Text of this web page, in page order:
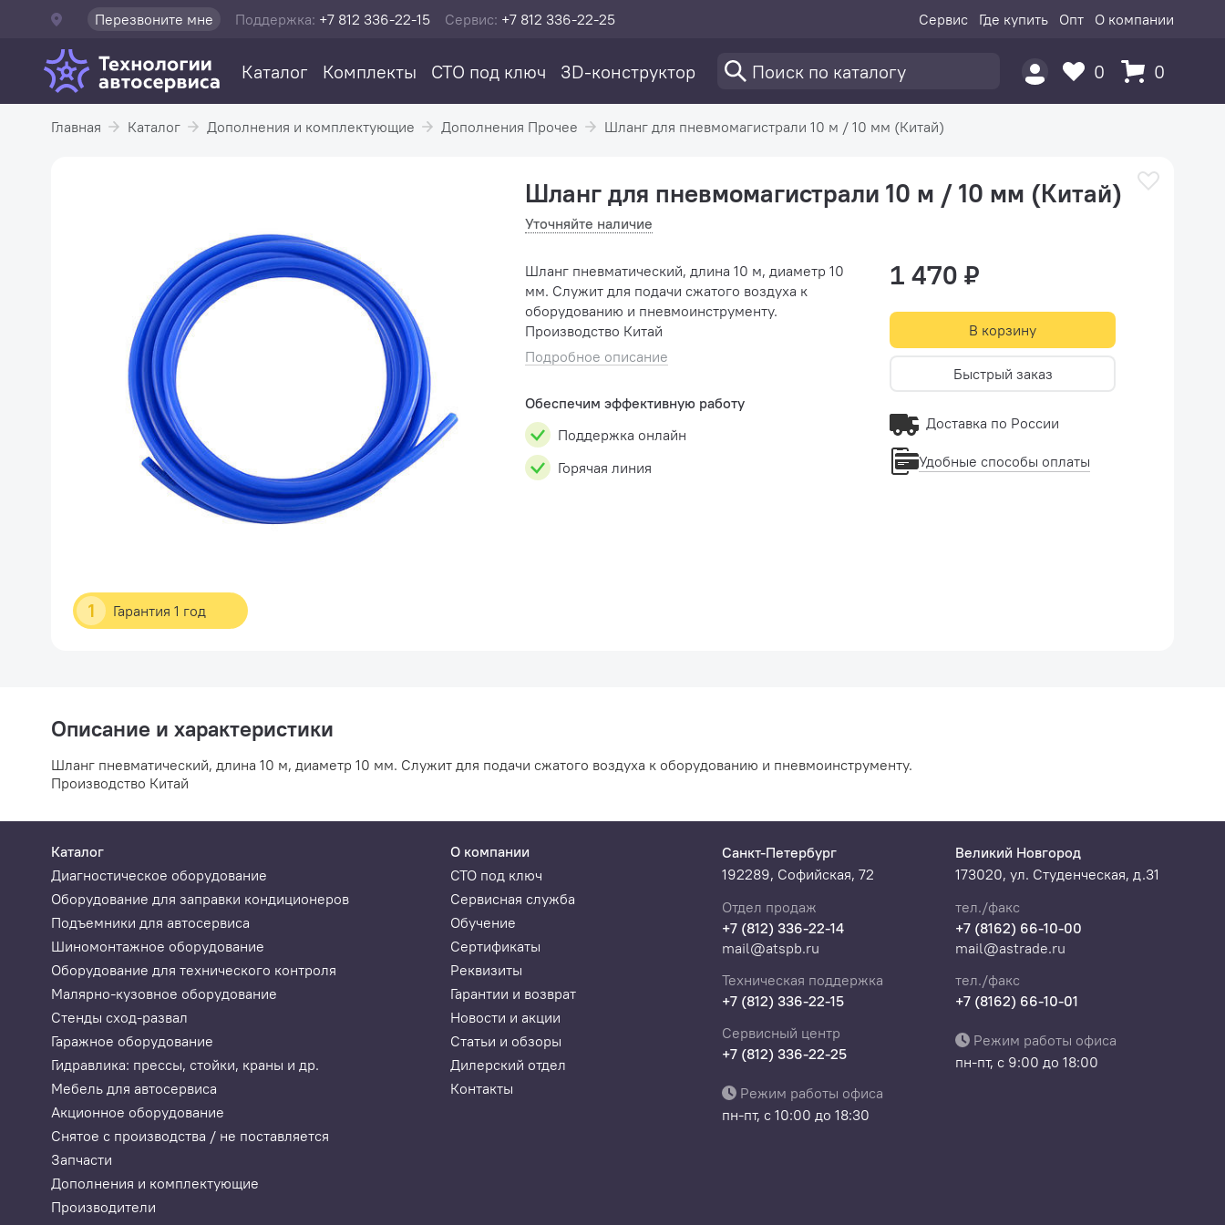
Перезвоните мне Поддержка: +7 812 336-22-15 Сервис: +7 812 336-22-25 Сервис Где купить Опт О компании
Каталог Комплекты СТО под ключ 3D-конструктор 0 0
Главная Каталог Дополнения и комплектующие Дополнения Прочее Шланг для пневмомагистрали 10 м / 10 мм (Китай)
1 Гарантия 1 год
Шланг для пневмомагистрали 10 м / 10 мм (Китай)
Уточняйте наличие
Шланг пневматический, длина 10 м, диаметр 10
мм. Служит для подачи сжатого воздуха к
оборудованию и пневмоинструменту.
Производство Китай
Подробное описание
Обеспечим эффективную работу
Поддержка онлайн
Горячая линия
1 470 ₽
В корзину
Быстрый заказ
Доставка по России
Удобные способы оплаты
Описание и характеристики
Шланг пневматический, длина 10 м, диаметр 10 мм. Служит для подачи сжатого воздуха к оборудованию и пневмоинструменту.
Производство Китай
Каталог
Диагностическое оборудование
Оборудование для заправки кондиционеров
Подъемники для автосервиса
Шиномонтажное оборудование
Оборудование для технического контроля
Малярно-кузовное оборудование
Стенды сход-развал
Гаражное оборудование
Гидравлика: прессы, стойки, краны и др.
Мебель для автосервиса
Акционное оборудование
Снятое с производства / не поставляется
Запчасти
Дополнения и комплектующие
Производители
О компании
СТО под ключ
Сервисная служба
Обучение
Сертификаты
Реквизиты
Гарантии и возврат
Новости и акции
Статьи и обзоры
Дилерский отдел
Контакты
Санкт-Петербург
192289, Софийская, 72
Отдел продаж
+7 (812) 336-22-14
mail@atspb.ru
Техническая поддержка
+7 (812) 336-22-15
Сервисный центр
+7 (812) 336-22-25
Режим работы офиса
пн-пт, с 10:00 до 18:30
Великий Новгород
173020, ул. Студенческая, д.31
тел./факс
+7 (8162) 66-10-00
mail@astrade.ru
тел./факс
+7 (8162) 66-10-01
Режим работы офиса
пн-пт, с 9:00 до 18:00